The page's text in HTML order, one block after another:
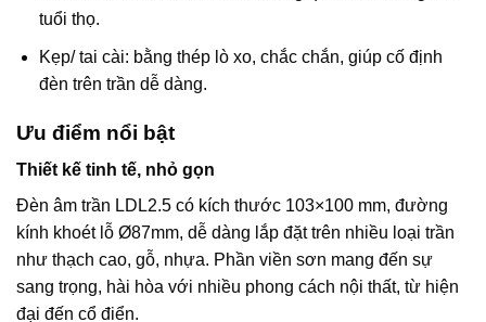
tuổi thọ.
Kẹp/ tai cài: bằng thép lò xo, chắc chắn, giúp cố định
đèn trên trần dễ dàng.
Ưu điểm nổi bật
Thiết kế tinh tế, nhỏ gọn
Đèn âm trần LDL2.5 có kích thước 103×100 mm, đường
kính khoét lỗ Ø87mm, dễ dàng lắp đặt trên nhiều loại trần
như thạch cao, gỗ, nhựa. Phần viền sơn mang đến sự
sang trọng, hài hòa với nhiều phong cách nội thất, từ hiện
đại đến cổ điển.